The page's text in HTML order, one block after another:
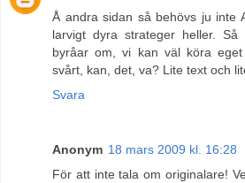
Å andra sidan så behövs ju inte
larvigt dyra strateger heller.
byråar om, vi kan väl köra
svårt, kan, det, va? Lite text och
Svara
Anonym 18 mars 2009 kl. 16:28
För att inte tala om originalare!